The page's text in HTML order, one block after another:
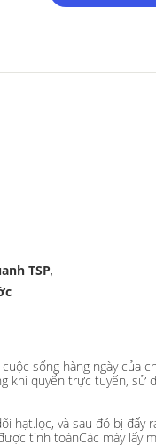
TSP,
sống hàng ngày
khí quyển trực tuyến,
và sau đó bị
tính toánCác máy